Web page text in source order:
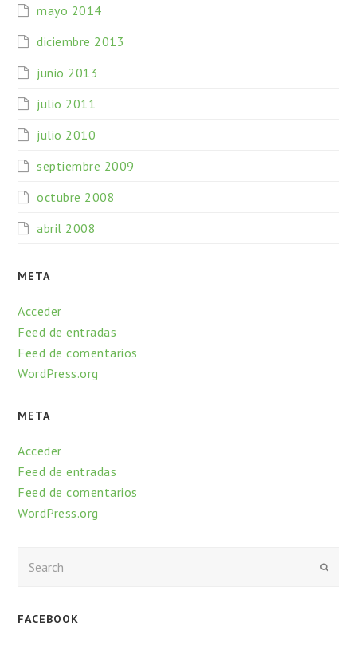
mayo 2014
diciembre 2013
junio 2013
julio 2011
julio 2010
septiembre 2009
octubre 2008
abril 2008
META
Acceder
Feed de entradas
Feed de comentarios
WordPress.org
META
Acceder
Feed de entradas
Feed de comentarios
WordPress.org
Enviar
FACEBOOK